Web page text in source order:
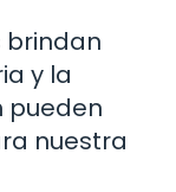
brindan
y la
pueden
nuestra